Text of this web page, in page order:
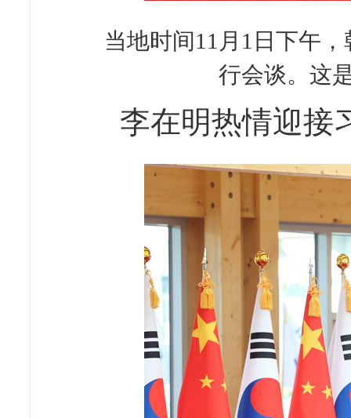
当地时间11月1日下午
行会谈。这
李在明热情迎接